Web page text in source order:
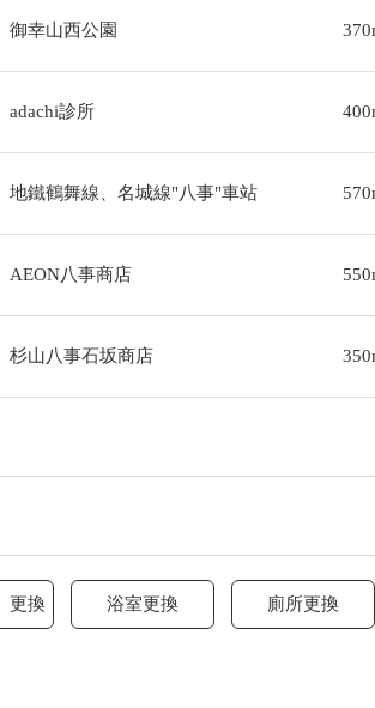
御幸山西公園
adachi診所
地鐵鶴舞線、名城線"八事"車站
AEON八事商店
杉山八事石坂商店
更換 浴室更換 廁所更換